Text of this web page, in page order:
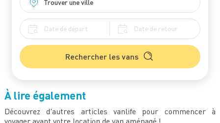
Rechercher les vans
À lire également
Découvrez d'autres articles vanlife pour commencer à
voyager avant votre location de van aménagé !